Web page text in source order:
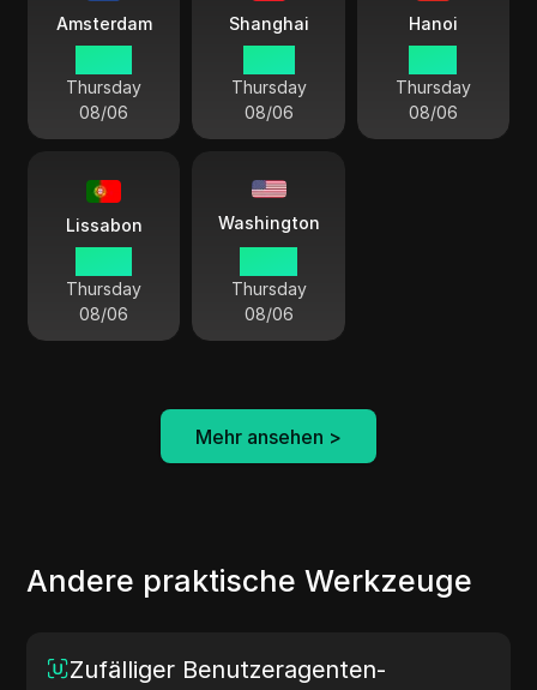
Amsterdam
Thursday
08/06
Shanghai
Thursday
08/06
Hanoi
Thursday
08/06
Lissabon
Thursday
08/06
Washington
Thursday
08/06
Mehr ansehen >
Andere praktische Werkzeuge
Zufälliger Benutzeragenten-